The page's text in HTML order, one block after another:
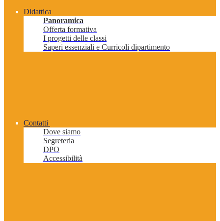
Didattica
Panoramica
Offerta formativa
I progetti delle classi
Saperi essenziali e Curricoli dipartimento
Contatti
Dove siamo
Segreteria
DPO
Accessibilità